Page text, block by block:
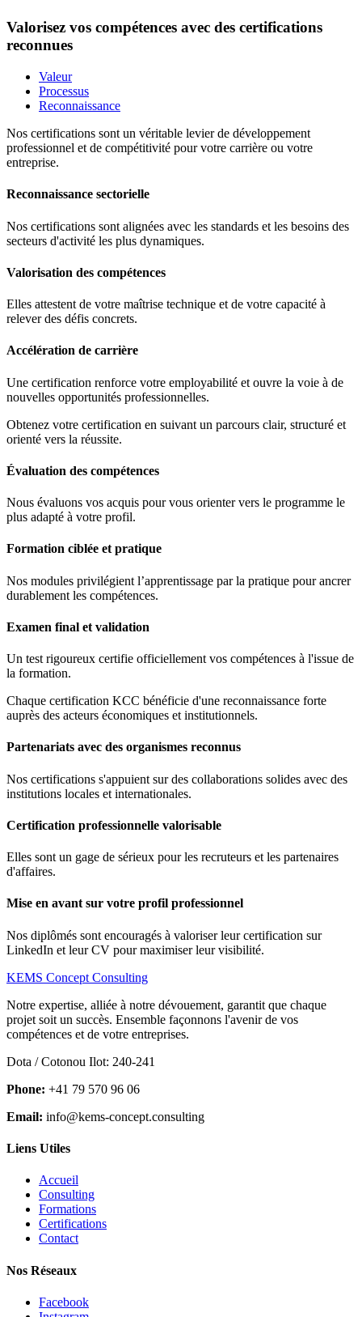
Valorisez vos compétences avec des certifications
reconnues
Valeur
Processus
Reconnaissance
Nos certifications sont un véritable levier de développement
professionnel et de compétitivité pour votre carrière ou votre
entreprise.
Reconnaissance sectorielle
Nos certifications sont alignées avec les standards et les besoins des
secteurs d'activité les plus dynamiques.
Valorisation des compétences
Elles attestent de votre maîtrise technique et de votre capacité à
relever des défis concrets.
Accélération de carrière
Une certification renforce votre employabilité et ouvre la voie à de
nouvelles opportunités professionnelles.
Obtenez votre certification en suivant un parcours clair, structuré et
orienté vers la réussite.
Évaluation des compétences
Nous évaluons vos acquis pour vous orienter vers le programme le
plus adapté à votre profil.
Formation ciblée et pratique
Nos modules privilégient l’apprentissage par la pratique pour ancrer
durablement les compétences.
Examen final et validation
Un test rigoureux certifie officiellement vos compétences à l'issue de
la formation.
Chaque certification KCC bénéficie d'une reconnaissance forte
auprès des acteurs économiques et institutionnels.
Partenariats avec des organismes reconnus
Nos certifications s'appuient sur des collaborations solides avec des
institutions locales et internationales.
Certification professionnelle valorisable
Elles sont un gage de sérieux pour les recruteurs et les partenaires
d'affaires.
Mise en avant sur votre profil professionnel
Nos diplômés sont encouragés à valoriser leur certification sur
LinkedIn et leur CV pour maximiser leur visibilité.
KEMS Concept Consulting
Notre expertise, alliée à notre dévouement, garantit que chaque
projet soit un succès. Ensemble façonnons l'avenir de vos
compétences et de votre entreprises.
Dota / Cotonou Ilot: 240-241
Phone: +41 79 570 96 06
Email: info@kems-concept.consulting
Liens Utiles
Accueil
Consulting
Formations
Certifications
Contact
Nos Réseaux
Facebook